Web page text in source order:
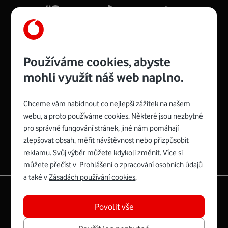
Více o COMPAL CH7465VF
Zyxel VMG8623-T50B:
Rozměry modemu jsou 16 x 22 x 7,5 cm (včetně stojánku)
a nabízí 4 gigabitové LAN porty a bezdrátové připojení Wi-
Fi ve verzích 802.11 b/g/n/ac pro frekvenci 2,4 GHz a
Mb/s.
Více o Zyxel VMG8623-T50B
Spojte se s Vodafonem
Právní­ podmí­nky
Ochrana soukromí­
Digitální odpovědnost
Používáme cookies, abyste
mohli využít náš web naplno.
Chceme vám nabídnout co nejlepší zážitek na našem
webu, a proto používáme cookies. Některé jsou nezbytné
pro správné fungování stránek, jiné nám pomáhají
zlepšovat obsah, měřit návštěvnost nebo přizpůsobit
reklamu. Svůj výběr můžete kdykoli změnit. Více si
můžete přečíst v Prohlášení o zpracování osobních údajů
a také vZásadách používání cookies.
Povolit vše